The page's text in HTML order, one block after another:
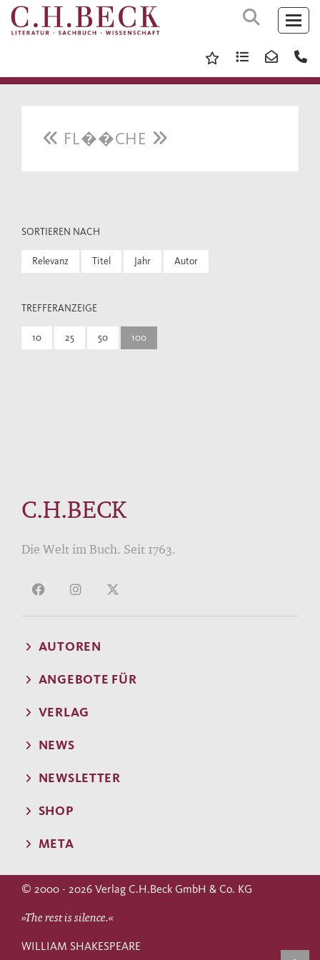
FL��CHE
SORTIEREN NACH
Relevanz Titel Jahr Autor
TREFFERANZEIGE
10 25 50 100
C.H.BECK
Die Welt im Buch. Seit 1763.
AUTOREN
ANGEBOTE FÜR
VERLAG
NEWS
NEWSLETTER
SHOP
META
© 2000 - 2026 Verlag C.H.Beck GmbH & Co. KG
»The rest is silence.«
WILLIAM SHAKESPEARE